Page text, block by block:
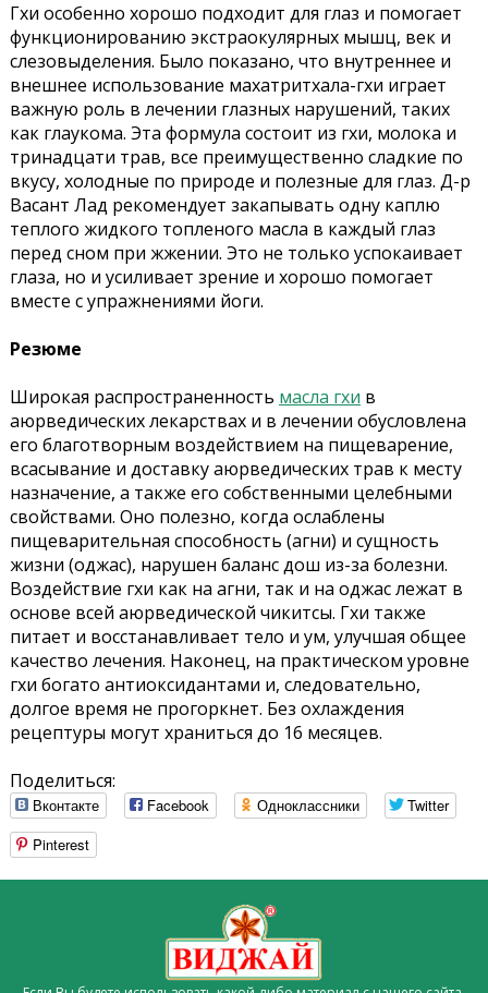
Гхи особенно хорошо подходит для глаз и помогает
функционированию экстраокулярных мышц, век и
слезовыделения. Было показано, что внутреннее и
внешнее использование махатритхала-гхи играет
важную роль в лечении глазных нарушений, таких
как глаукома. Эта формула состоит из гхи, молока и
тринадцати трав, все преимущественно сладкие по
вкусу, холодные по природе и полезные для глаз. Д-р
Васант Лад рекомендует закапывать одну каплю
теплого жидкого топленого масла в каждый глаз
перед сном при жжении. Это не только успокаивает
глаза, но и усиливает зрение и хорошо помогает
вместе с упражнениями йоги.
Резюме
Широкая распространенность масла гхи в
аюрведических лекарствах и в лечении обусловлена ​​
его благотворным воздействием на пищеварение,
всасывание и доставку аюрведических трав к месту
назначение, а также его собственными целебными
свойствами. Оно полезно, когда ослаблены
пищеварительная способность (агни) и сущность
жизни (оджас), нарушен баланс дош из-за болезни.
Воздействие гхи как на агни, так и на оджас лежат в
основе всей аюрведической чикитсы. Гхи также
питает и восстанавливает тело и ум, улучшая общее
качество лечения. Наконец, на практическом уровне
гхи богато антиоксидантами и, следовательно,
долгое время не прогоркнет. Без охлаждения
рецептуры могут храниться до 16 месяцев.
Поделиться:
Вконтакте Facebook Одноклассники
Twitter
Pinterest